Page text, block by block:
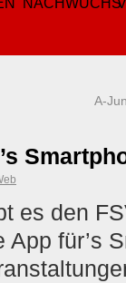
NACHWUCHS
A-
es den
App für’s